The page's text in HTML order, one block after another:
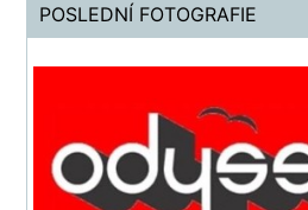
POSLEDNÍ FOTOGRAFIE